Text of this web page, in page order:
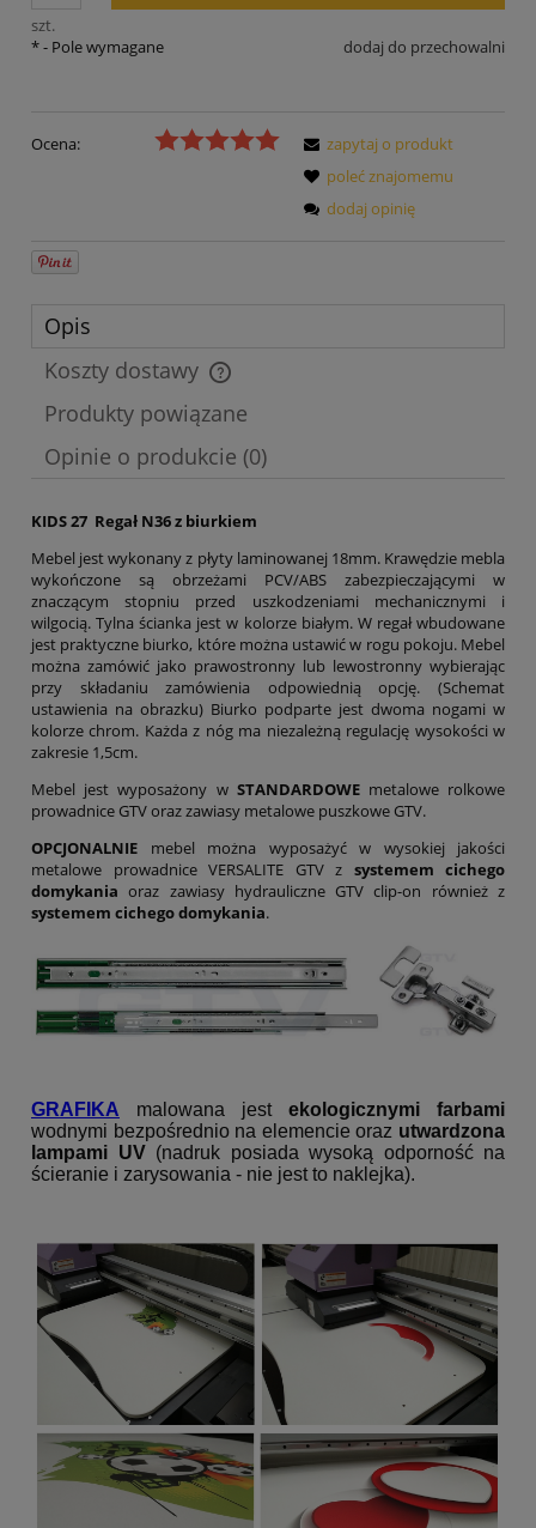
szt.
dodaj do przechowalni
*- Pole wymagane
Ocena:
zapytaj o produkt
poleć znajomemu
dodaj opinię
Opis
Koszty dostawy
Cena nie zawiera ewentualnych kosztów płatności
Produkty powiązane
Opinie o produkcie (0)
KIDS 27 Regał N36 z biurkiem
Mebel jest wykonany z płyty laminowanej 18mm. Krawędzie mebla
wykończone są obrzeżami PCV/ABS zabezpieczającymi w
znaczącym stopniu przed uszkodzeniami mechanicznymi i
wilgocią. Tylna ścianka jest w kolorze białym. W regał wbudowane
jest praktyczne biurko, które można ustawić w rogu pokoju. Mebel
można zamówić jako prawostronny lub lewostronny wybierając
przy składaniu zamówienia odpowiednią opcję. (Schemat
ustawienia na obrazku) Biurko podparte jest dwoma nogami w
kolorze chrom. Każda z nóg ma niezależną regulację wysokości w
zakresie 1,5cm.
Mebel jest wyposażony w STANDARDOWEmetalowe rolkowe
prowadnice GTV oraz zawiasy metalowe puszkowe GTV.
OPCJONALNIE mebel można wyposażyć w wysokiej jakości
metalowe prowadnice VERSALITE GTV z systemem cichego
domykania oraz zawiasy hydrauliczne GTV clip-on również z
systemem cichego domykania.
GRAFIKA malowana jest ekologicznymi farbami
wodnymi bezpośrednio na elemencie oraz utwardzona
lampami UV(nadruk posiada wysoką odporność na
ścieranie i zarysowania - nie jest to naklejka).